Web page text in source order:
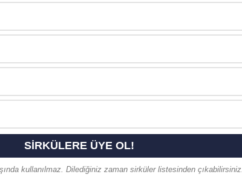
kullanılmaz. Dilediğiniz zaman sirküler listesinden çıkabilirsiniz.